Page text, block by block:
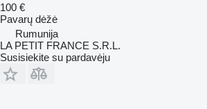
100 €
Pavarų dėžė
Rumunija
LA PETIT FRANCE S.R.L.
Susisiekite su pardavėju